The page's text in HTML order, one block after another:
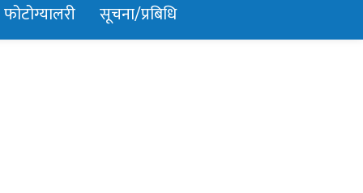
फोटोग्यालरी सूचना/प्रबिधि